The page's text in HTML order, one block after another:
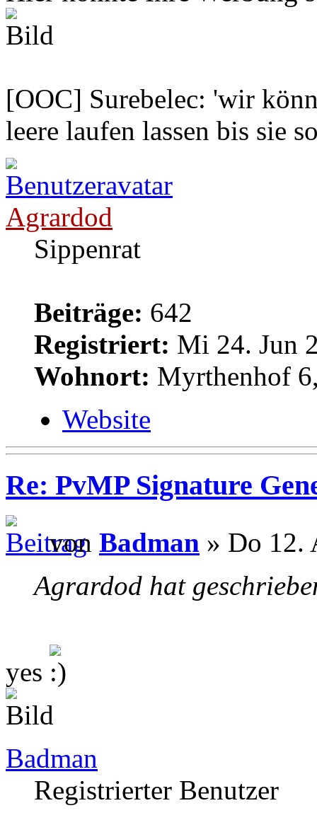
[OOC] Surebelec: 'wir
leere laufen lassen bis sie
Agrardod
Sippenrat
Beiträge: 642
Registriert: Mi 24. Jun
Wohnort: Myrthenhof
Website
Re: PvMP Signature
von Badman » Do 12.
Agrardod hat
yes
Badman
Registrierter Benutzer